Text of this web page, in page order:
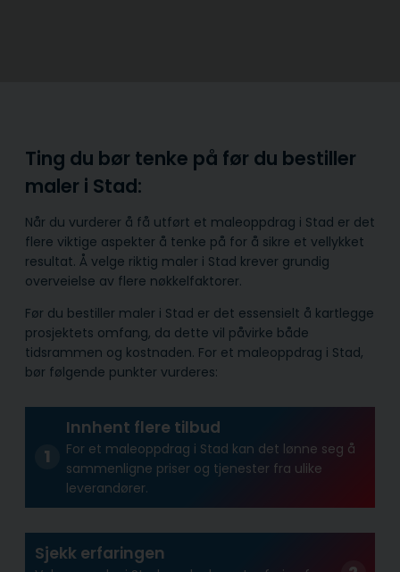
Ting du bør tenke på før du bestiller
maler i Stad:
Når du vurderer å få utført et maleoppdrag i Stad er det
flere viktige aspekter å tenke på for å sikre et vellykket
resultat. Å velge riktig maler i Stad krever grundig
overveielse av flere nøkkelfaktorer.
Før du bestiller maler i Stad er det essensielt å kartlegge
prosjektets omfang, da dette vil påvirke både
tidsrammen og kostnaden. For et maleoppdrag i Stad,
bør følgende punkter vurderes:
Innhent flere tilbud
For et maleoppdrag i Stad kan det lønne seg å
sammenligne priser og tjenester fra ulike
leverandører.
Sjekk erfaringen